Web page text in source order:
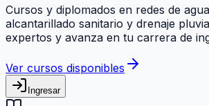
Cursos y diplomados en redes de
alcantarillado sanitario y drenaje
expertos y avanza en tu carrera de
Ver cursos disponibles
Ingresar